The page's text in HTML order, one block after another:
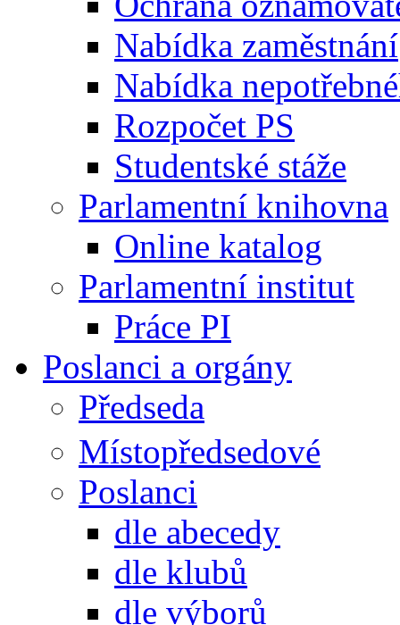
Nabídka zaměstnání
Nabídka
Rozpočet PS
Studentské stáže
Parlamentní knihovna
Online katalog
Parlamentní institut
Práce PI
Poslanci a orgány
Předseda
Místopředsedové
Poslanci
dle abecedy
dle klubů
dle výborů